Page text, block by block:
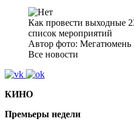
Как провести выходные
список мероприятий
Автор фото: Мегатюмень
Все новости
КИНО
Премьеры недели